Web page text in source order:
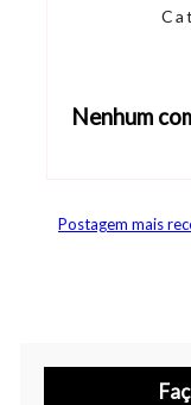
Nenhum
Postagem mais